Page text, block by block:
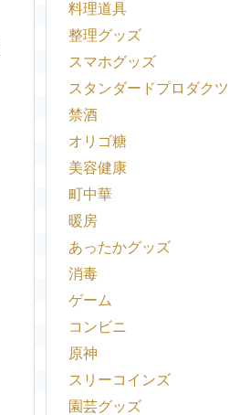
料理道具
整理グッズ
スマホグッズ
スタンダードプロダクツ
禁酒
オリゴ糖
美容健康
町中華
暖房
あったかグッズ
消毒
ゲーム
コンビニ
原神
スリーコインズ
園芸グッズ